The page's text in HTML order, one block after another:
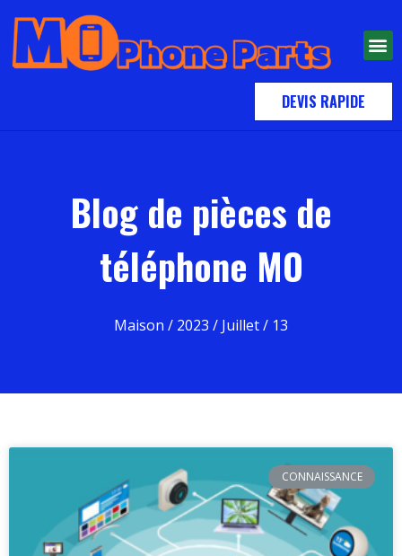
DEVIS RAPIDE
Blog de pièces de
téléphone MO
Maison / 2023 / Juillet/ 13
CONNAISSANCE